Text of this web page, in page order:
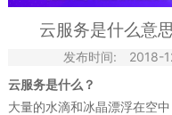
云服务是什么意
发布时间: 2018-
云服务是什么？
大量的水滴和冰晶漂浮在空